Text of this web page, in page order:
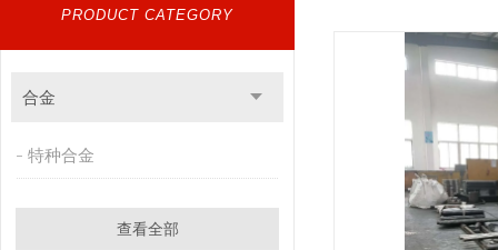
PRODUCT CATEGORY
合金
特种合金
查看全部